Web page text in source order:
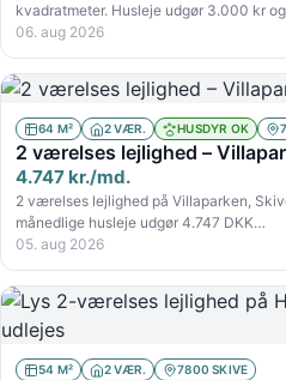
kvadratmeter. Husleje udgør 3.000 kr
06. aug 2026
64 M² 2 VÆR. HUSDYR OK
2 værelses lejlighed –
4.747 kr./md.
2 værelses lejlighed på Villaparken,
månedlige husleje udgør 4.747 DKK…
05. aug 2026
54 M² 2 VÆR. 7800 SKIVE